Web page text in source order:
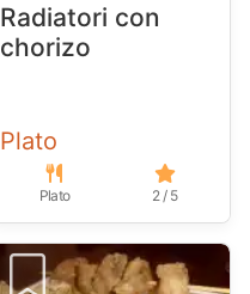
Radiatori con
chorizo
Plato
Plato 2 / 5